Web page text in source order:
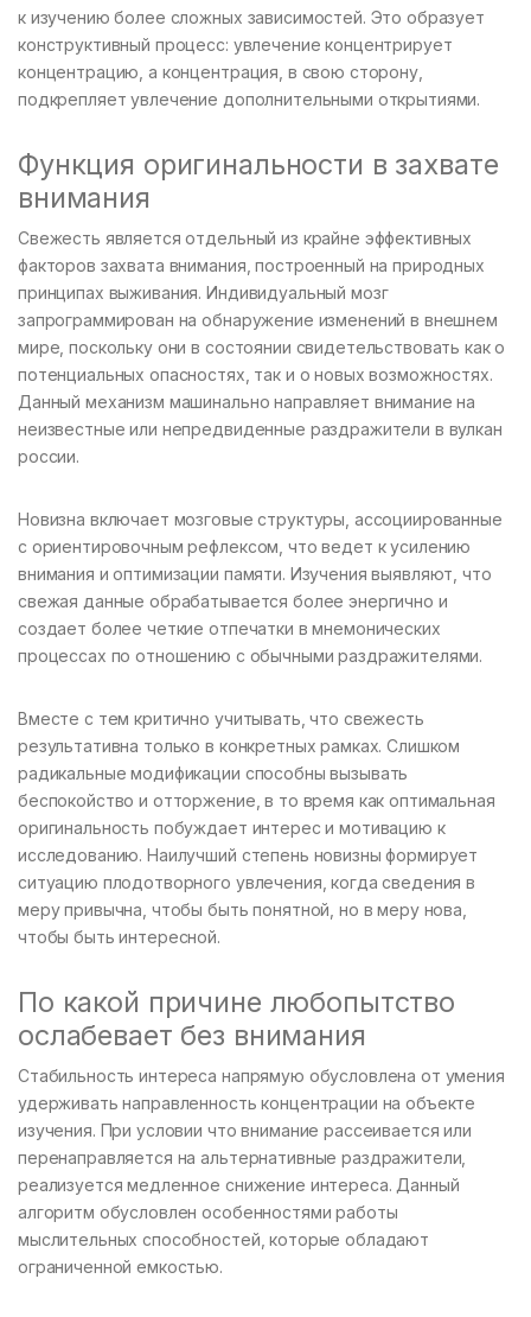
к изучению более сложных зависимостей. Это образует
конструктивный процесс: увлечение концентрирует
концентрацию, а концентрация, в свою сторону,
подкрепляет увлечение дополнительными открытиями.
Функция оригинальности в захвате
внимания
Свежесть является отдельный из крайне эффективных
факторов захвата внимания, построенный на природных
принципах выживания. Индивидуальный мозг
запрограммирован на обнаружение изменений в внешнем
мире, поскольку они в состоянии свидетельствовать как о
потенциальных опасностях, так и о новых возможностях.
Данный механизм машинально направляет внимание на
неизвестные или непредвиденные раздражители в вулкан
россии.
Новизна включает мозговые структуры, ассоциированные
с ориентировочным рефлексом, что ведет к усилению
внимания и оптимизации памяти. Изучения выявляют, что
свежая данные обрабатывается более энергично и
создает более четкие отпечатки в мнемонических
процессах по отношению с обычными раздражителями.
Вместе с тем критично учитывать, что свежесть
результативна только в конкретных рамках. Слишком
радикальные модификации способны вызывать
беспокойство и отторжение, в то время как оптимальная
оригинальность побуждает интерес и мотивацию к
исследованию. Наилучший степень новизны формирует
ситуацию плодотворного увлечения, когда сведения в
меру привычна, чтобы быть понятной, но в меру нова,
чтобы быть интересной.
По какой причине любопытство
ослабевает без внимания
Стабильность интереса напрямую обусловлена от умения
удерживать направленность концентрации на объекте
изучения. При условии что внимание рассеивается или
перенаправляется на альтернативные раздражители,
реализуется медленное снижение интереса. Данный
алгоритм обусловлен особенностями работы
мыслительных способностей, которые обладают
ограниченной емкостью.